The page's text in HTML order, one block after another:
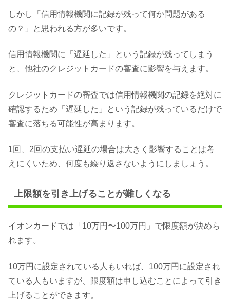
しかし「信用情報機関に記録が残って何か問題がある
の？」と思われる方が多いです。
信用情報機関に「遅延した」という記録が残ってしまう
と、他社のクレジットカードの審査に影響を与えます。
クレジットカードの審査では信用情報機関の記録を絶対に
確認するため「遅延した」という記録が残っているだけで
審査に落ちる可能性が高まります。
1回、2回の支払い遅延の場合は大きく影響することは考
えにくいため、何度も繰り返さないようにしましょう。
上限額を引き上げることが難しくなる
イオンカードでは「10万円〜100万円」で限度額が決めら
れます。
10万円に設定されている人もいれば、100万円に設定され
ている人もいますが、限度額は申し込むことによって引き
上げることができます。